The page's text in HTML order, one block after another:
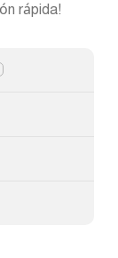
rápida!